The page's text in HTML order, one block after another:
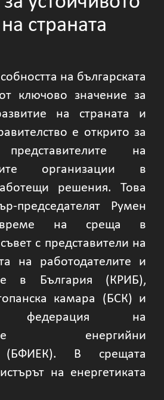
страната
на българската
ключово значение за
на страната и
е открито за
на
организации в
решения. Това
председателят Румен
на среща в
с представители на
на работодателите и
в България (КРИБ),
камара (БСК) и
федерация на
енергийни
(БФИЕК). В срещата
на енергетиката